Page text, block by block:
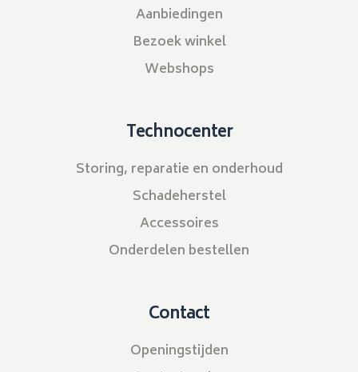
Aanbiedingen
Bezoek winkel
Webshops
Technocenter
Storing, reparatie en onderhoud
Schadeherstel
Accessoires
Onderdelen bestellen
Contact
Openingstijden